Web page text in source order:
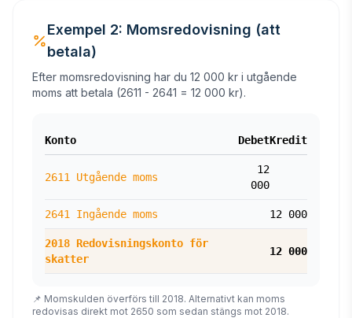
Exempel 2: Momsredovisning (att
betala)
Efter momsredovisning har du 12 000 kr i utgående
moms att betala (2611 - 2641 = 12 000 kr).
Konto DebetKredit
2611 Utgående moms
12
000
2641 Ingående moms 12 000
2018 Redovisningskonto för
skatter
12 000
📌 Momskulden överförs till 2018. Alternativt kan moms
redovisas direkt mot 2650 som sedan stängs mot 2018.